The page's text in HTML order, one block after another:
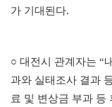
가 기대된다.
○ 대전시 관계자는 “
과와 실태조사 결과
료 및 변상금 부과 등